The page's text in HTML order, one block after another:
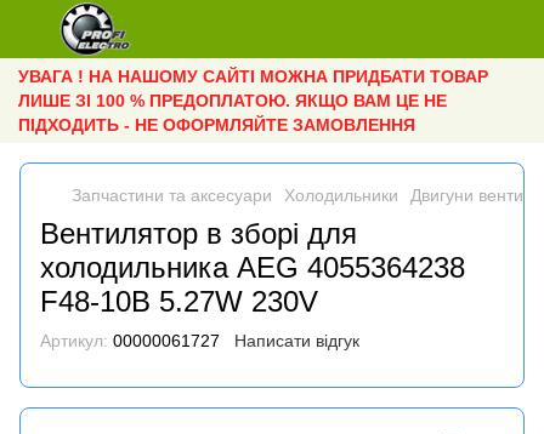
УВАГА ! НА НАШОМУ САЙТІ МОЖНА ПРИДБАТИ ТОВАР
ЛИШЕ ЗІ 100 % ПРЕДОПЛАТОЮ. ЯКЩО ВАМ ЦЕ НЕ
ПІДХОДИТЬ - НЕ ОФОРМЛЯЙТЕ ЗАМОВЛЕННЯ
Запчастини та аксесуари Холодильники Двигуни
Вентилятор в зборі для
холодильника AEG 4055364238
F48-10B 5.27W 230V
Артикул: 00000061727 Написати відгук